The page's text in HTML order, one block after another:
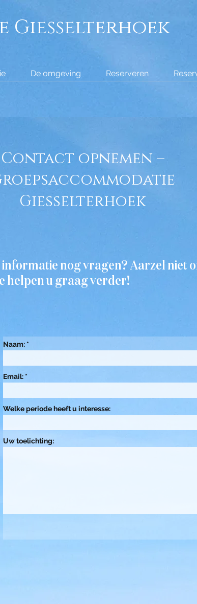
Giesselterhoek
De omgeving Reserveren
Contact opnemen –
Giesselterhoek
informatie nog vragen? Aarzel niet
helpen u graag verder!
Naam:
Email:
Welke periode heeft u interesse:
Uw toelichting: